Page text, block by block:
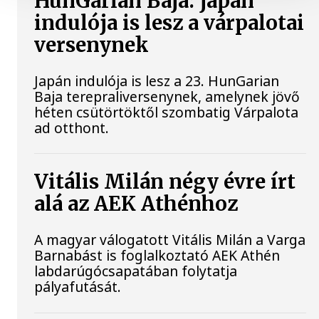
indulója is lesz a várpalotai
versenynek
Japán indulója is lesz a 23. HunGarian
Baja terepraliversenynek, amelynek jövő
héten csütörtöktől szombatig Várpalota
ad otthont.
Vitális Milán négy évre írt
alá az AEK Athénhoz
A magyar válogatott Vitális Milán a Varga
Barnabást is foglalkoztató AEK Athén
labdarúgócsapatában folytatja
pályafutását.